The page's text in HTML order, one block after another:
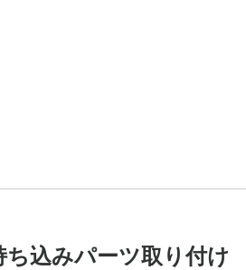
ち込みパーツ取り付け